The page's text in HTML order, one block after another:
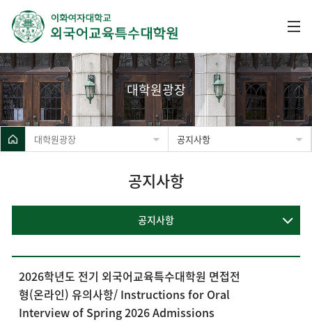
대학원광장
대학원광장 공지사항
공지사항
공지사항
2026학년도 전기 외국어교육특수대학원 면접전
형(온라인) 유의사항/ Instructions for Oral
Interview of Spring 2026 Admissions